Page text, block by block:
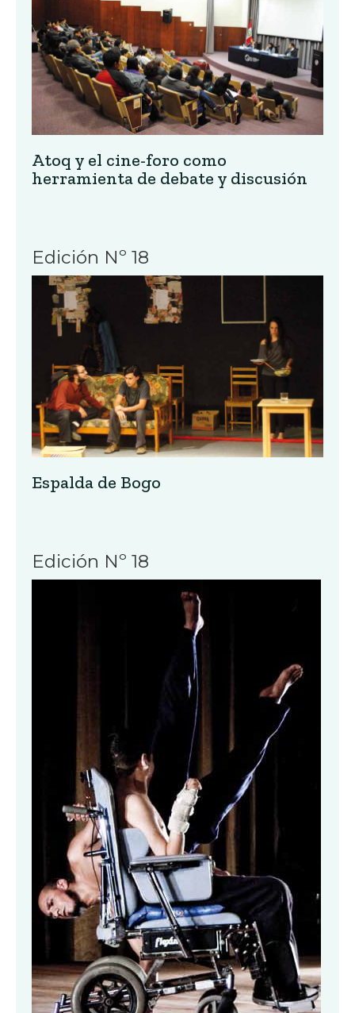
Atoq y el cine-foro como
herramienta de debate y discusión
Edición Nº 18
Espalda de Bogo
Edición Nº 18